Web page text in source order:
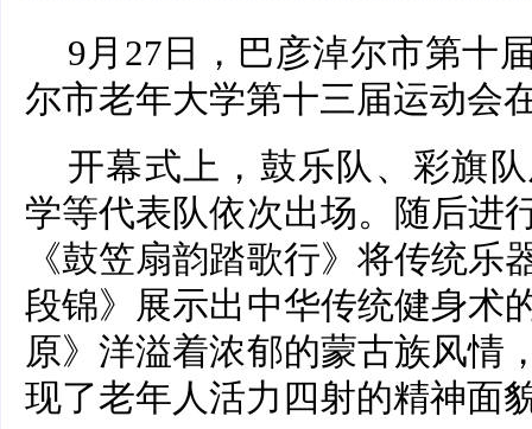
9月27日，巴彦淖尔市第十
尔市老年大学第十三届运动会
开幕式上，鼓乐队、彩旗
学等代表队依次出场。随后进
《鼓笠扇韵踏歌行》将传统乐
段锦》展示出中华传统健身术
原》洋溢着浓郁的蒙古族风情
现了老年人活力四射的精神面